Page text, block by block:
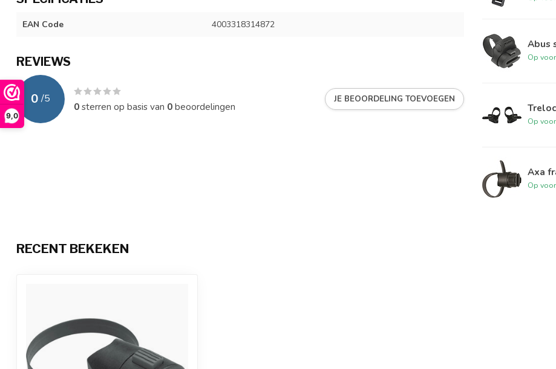
9,0
EAN Code 4003318314872
REVIEWS
0 /5
0sterren op basis van 0beoordelingen
JE BEOORDELING TOEVOEGEN
Abus
Op
Op
Axa
Op
RECENT BEKEKEN